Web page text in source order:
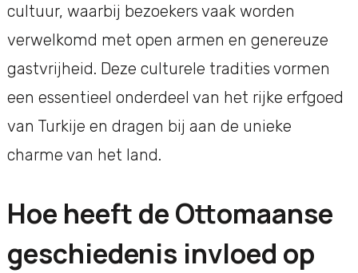
cultuur, waarbij bezoekers vaak worden
verwelkomd met open armen en genereuze
gastvrijheid. Deze culturele tradities vormen
een essentieel onderdeel van het rijke erfgoed
van Turkije en dragen bij aan de unieke
charme van het land.
Hoe heeft de Ottomaanse
geschiedenis invloed op